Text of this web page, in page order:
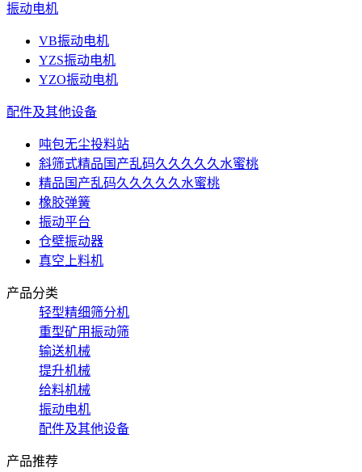
振动电机
VB振动电机
YZS振动电机
YZO振动电机
配件及其他设备
吨包无尘投料站
斜筛式精品国产乱码久久久久久水蜜桃
精品国产乱码久久久久久水蜜桃
橡胶弹簧
振动平台
仓壁振动器
真空上料机
产品分类
轻型精细筛分机
重型矿用振动筛
输送机械
提升机械
给料机械
振动电机
配件及其他设备
产品推荐